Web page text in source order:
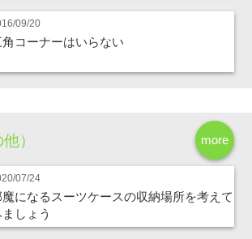
09/20
角コーナーはいらない
more
）
07/24
魔になるスーツケースの収納場所を考えて
しょう